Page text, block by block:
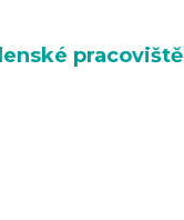
pracoviště